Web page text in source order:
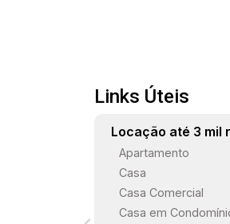
Links Úteis
Locação até 3 mil
Apartamento
Casa
Casa Comercial
Casa em